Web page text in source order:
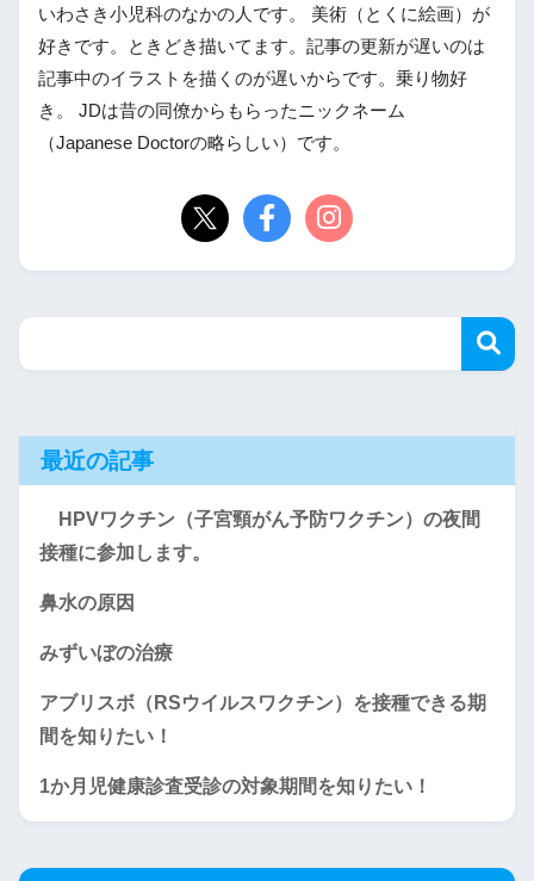
いわさき小児科のなかの人です。 美術（とくに絵画）が
好きです。ときどき描いてます。記事の更新が遅いのは
記事中のイラストを描くのが遅いからです。乗り物好
き。 JDは昔の同僚からもらったニックネーム
（Japanese Doctorの略らしい）です。
最近の記事
HPVワクチン（子宮頸がん予防ワクチン）の夜間
接種に参加します。
鼻水の原因
みずいぼの治療
アブリスボ（RSウイルスワクチン）を接種できる期
間を知りたい！
1か月児健康診査受診の対象期間を知りたい！